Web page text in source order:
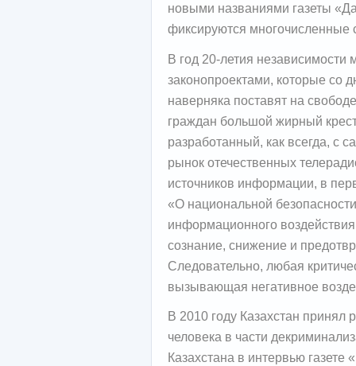
новыми названиями газеты
фиксируются многочисленные
В год 20-летия
законопроектами, которые со
наверняка поставят на
граждан большой жирный
разработанный, как всегда, с
рынок отечественных
источников информации, в
«О национальной
информационного
сознание, снижение и
Следовательно, любая
вызывающая негативное
В 2010 году Казахстан
человека в части
Казахстана в интервью газете